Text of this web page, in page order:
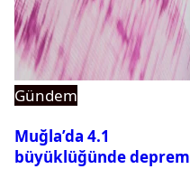
Gündem
Muğla’da 4.1
büyüklüğünde deprem